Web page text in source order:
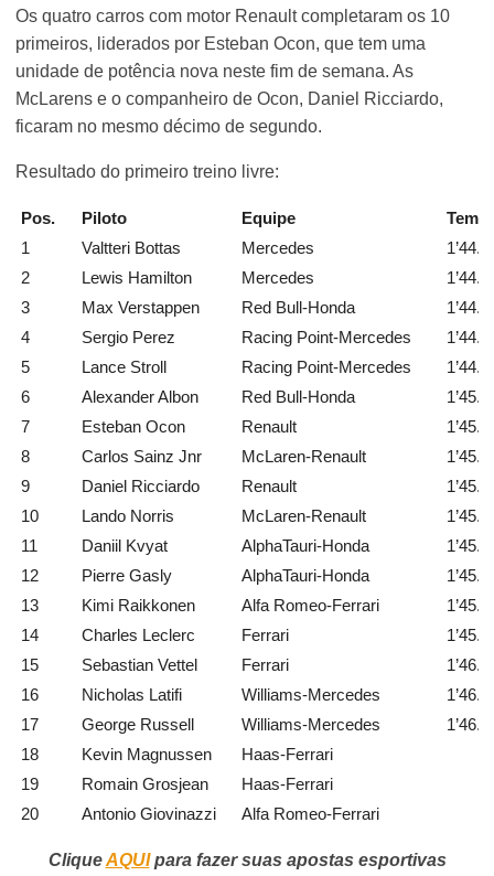
Os quatro carros com motor Renault completaram os 10
primeiros, liderados por Esteban Ocon, que tem uma
unidade de potência nova neste fim de semana. As
McLarens e o companheiro de Ocon, Daniel Ricciardo,
ficaram no mesmo décimo de segundo.
Resultado do primeiro treino livre:
Pos. Piloto Equipe
1
Valtteri Bottas Mercedes
2
Lewis Hamilton Mercedes
3
Max Verstappen Red Bull-Honda
4
Sergio Perez Racing Point-Mercedes
5
Lance Stroll Racing Point-Mercedes
6
Alexander Albon Red Bull-Honda
7
Esteban Ocon Renault
8
Carlos Sainz Jnr McLaren-Renault
9
Daniel Ricciardo Renault
10
Lando Norris McLaren-Renault
11
Daniil Kvyat AlphaTauri-Honda
12
Pierre Gasly AlphaTauri-Honda
13
Kimi Raikkonen Alfa Romeo-Ferrari
14
Charles Leclerc Ferrari
15
Sebastian Vettel Ferrari
16
Nicholas Latifi Williams-Mercedes
17
George Russell Williams-Mercedes
18
Kevin Magnussen
Haas-Ferrari
19
Romain Grosjean
Haas-Ferrari
20
Antonio Giovinazzi Alfa Romeo-Ferrari
CliqueAQUIpara fazer suas apostas esportivas